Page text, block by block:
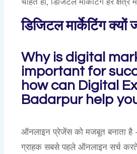
डिजिटल मार्केटिंग क्यों
Why is digital
important for
how can Digital
Badarpur help
ऑनलाइन प्रेजेंस को मजबूत बनाता
ग्राहक सबसे पहले ऑनलाइन सर्च